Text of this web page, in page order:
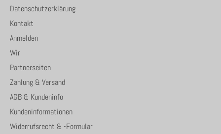
Datenschutzerklärung
Kontakt
Anmelden
Wir
Partnerseiten
Zahlung & Versand
AGB & Kundeninfo
Kundeninformationen
Widerrufsrecht & -Formular